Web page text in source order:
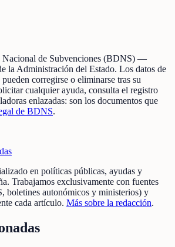
Nacional de Subvenciones (BDNS) —
la Administración del Estado. Los datos de
corregirse o eliminarse tras su
cualquier ayuda, consulta el registro
enlazadas: son los documentos que
de BDNS.
en políticas públicas, ayudas y
Trabajamos exclusivamente con fuentes
boletines autonómicos y ministerios) y
cada artículo. Más sobre la redacción.